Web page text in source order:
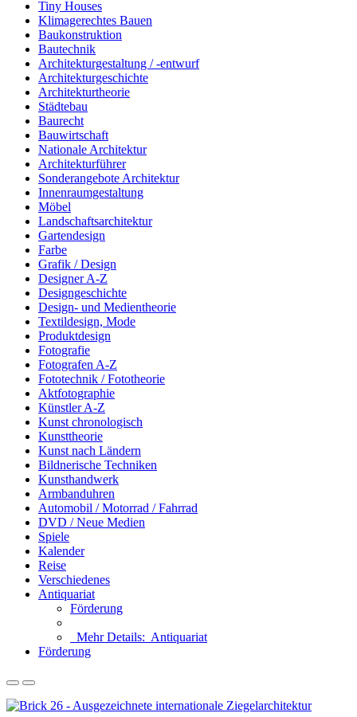
Tiny Houses
Klimagerechtes Bauen
Baukonstruktion
Bautechnik
Architekturgestaltung / -entwurf
Architekturgeschichte
Architekturtheorie
Städtebau
Baurecht
Bauwirtschaft
Nationale Architektur
Architekturführer
Sonderangebote Architektur
Innenraumgestaltung
Möbel
Landschaftsarchitektur
Gartendesign
Farbe
Grafik / Design
Designer A-Z
Designgeschichte
Design- und Medientheorie
Textildesign, Mode
Produktdesign
Fotografie
Fotografen A-Z
Fototechnik / Fototheorie
Aktfotographie
Künstler A-Z
Kunst chronologisch
Kunsttheorie
Kunst nach Ländern
Bildnerische Techniken
Kunsthandwerk
Armbanduhren
Automobil / Motorrad / Fahrrad
DVD / Neue Medien
Spiele
Kalender
Reise
Verschiedenes
Antiquariat
Förderung
Mehr Details: Antiquariat
Förderung